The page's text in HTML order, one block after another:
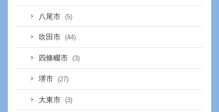
八尾市 (5)
吹田市 (44)
四條畷市 (3)
堺市 (27)
大東市 (3)